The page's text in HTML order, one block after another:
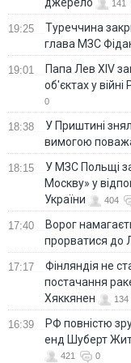
141
19:25
Туреччина
глава МЗС
19:01
Папа Лев XIV
об'єктах у
0
18:38
У Приштині
вимогою
18:15
У МЗС Польщі
Москву» у
України
404
17:40
Ворог
прорватися до
17:17
Фінляндія не
постачання
Хяккянен
134
16:39
РФ повністю
енд Шуберт
421 0